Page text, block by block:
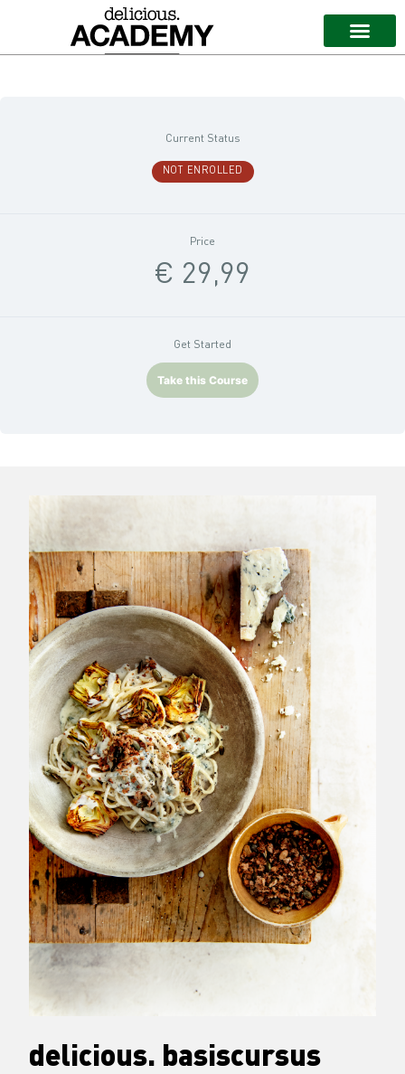
Current Status
NOT ENROLLED
Price
€ 29,99
Get Started
Take this Course
delicious. basiscursus